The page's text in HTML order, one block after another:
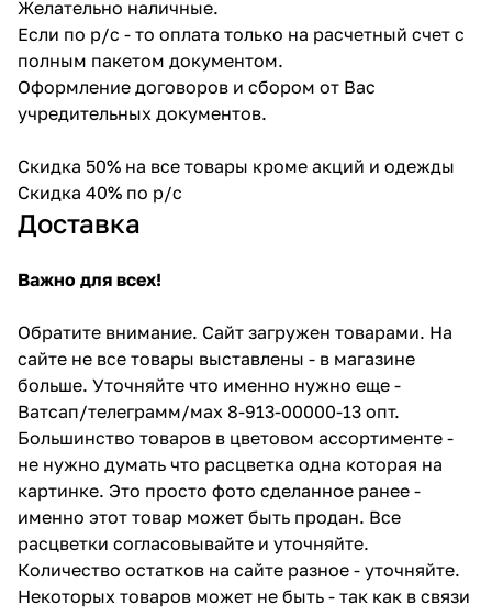
Желательно наличные.
Если по р/с - то оплата только на расчетный счет с
полным пакетом документом.
Оформление договоров и сбором от Вас
учредительных документов.
Скидка 50% на все товары кроме акций и одежды
Скидка 40% по р/с
Доставка
Важно для всех!
Обратите внимание. Сайт загружен товарами. На
сайте не все товары выставлены - в магазине
больше. Уточняйте что именно нужно еще -
Ватсап/телеграмм/мах 8-913-00000-13 опт.
Большинство товаров в цветовом ассортименте -
не нужно думать что расцветка одна которая на
картинке. Это просто фото сделанное ранее -
именно этот товар может быть продан. Все
расцветки согласовывайте и уточняйте.
Количество остатков на сайте разное - уточняйте.
Некоторых товаров может не быть - так как в связи